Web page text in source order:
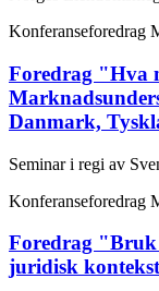
Konferanseforedrag
Foredrag "Hva
Danmark,
Seminar i regi av
Konferanseforedrag
Foredrag "Bruk
juridisk